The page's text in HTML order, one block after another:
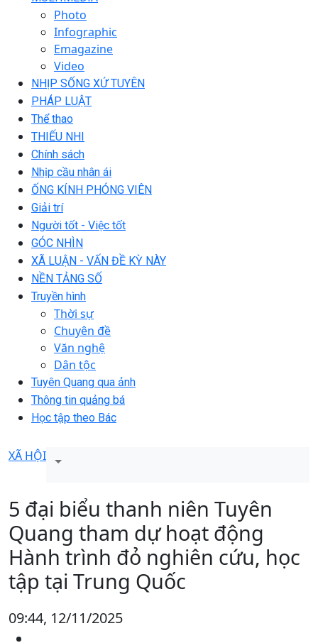
Photo
Infographic
Emagazine
Video
NHỊP SỐNG XỨ TUYÊN
PHÁP LUẬT
Thể thao
THIẾU NHI
Chính sách
Nhịp cầu nhân ái
ỐNG KÍNH PHÓNG VIÊN
Giải trí
Người tốt - Việc tốt
GÓC NHÌN
XÃ LUẬN - VẤN ĐỀ KỲ NÀY
NỀN TẢNG SỐ
Truyền hình
Thời sự
Chuyên đề
Văn nghệ
Dân tộc
Tuyên Quang qua ảnh
Thông tin quảng bá
Học tập theo Bác
XÃ HỘI
5 đại biểu thanh niên Tuyên
Quang tham dự hoạt động
Hành trình đỏ nghiên cứu, học
tập tại Trung Quốc
09:44, 12/11/2025